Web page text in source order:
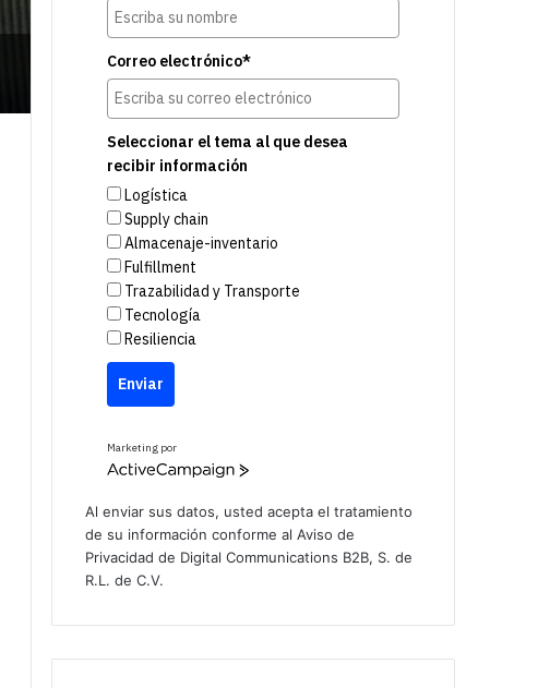
Correo electrónico*
Seleccionar el tema al que desea
recibir información
Logística
Supply chain
Almacenaje-inventario
Fulfillment
Trazabilidad y Transporte
Tecnología
Resiliencia
Enviar
Marketing por
A
v
e
p
i
Al enviar sus datos, usted acepta el tratamiento
de su información conforme alAviso de
Privacidad de Digital Communications B2B, S. de
R.L. de C.V.